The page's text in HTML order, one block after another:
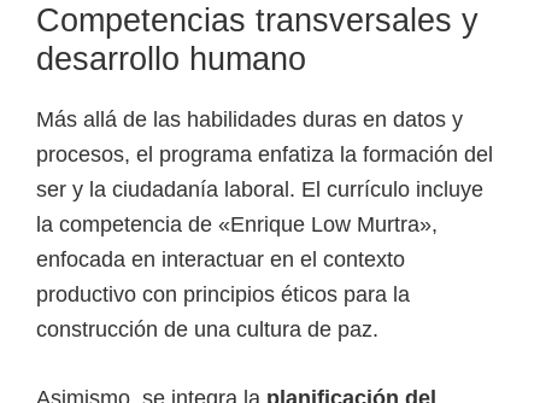
Competencias transversales y
desarrollo humano
Más allá de las habilidades duras en datos y
procesos, el programa enfatiza la formación del
ser y la ciudadanía laboral. El currículo incluye
la competencia de «Enrique Low Murtra»,
enfocada en interactuar en el contexto
productivo con principios éticos para la
construcción de una cultura de paz.
Asimismo, se integra la planificación del